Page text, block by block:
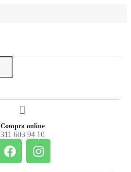
Compra online
311 603 94 10